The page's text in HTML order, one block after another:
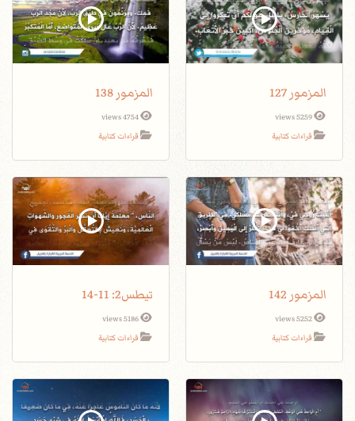
المزمور 127
5259 views
قراءات كتابية
المزمور 138
4754 views
قراءات كتابية
المزمور 142
5252 views
قراءات كتابية
تيطس2: 11-14
5186 views
قراءات كتابية